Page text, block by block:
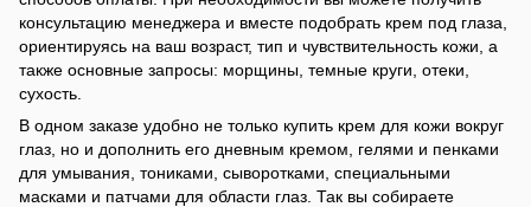
консультацию менеджера и вместе подобрать крем под глаза,
ориентируясь на ваш возраст, тип и чувствительность кожи, а
также основные запросы: морщины, темные круги, отеки,
сухость.
В одном заказе удобно не только купить крем для кожи вокруг
глаз, но и дополнить его дневным кремом, гелями и пенками
для умывания, тониками, сыворотками, специальными
масками и патчами для области глаз. Так вы собираете